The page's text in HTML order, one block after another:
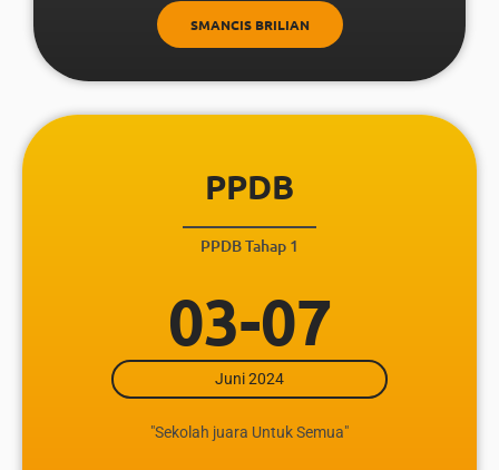
SMANCIS BRILIAN
PPDB
PPDB Tahap 1
03-07
Juni 2024
"Sekolah juara Untuk Semua"